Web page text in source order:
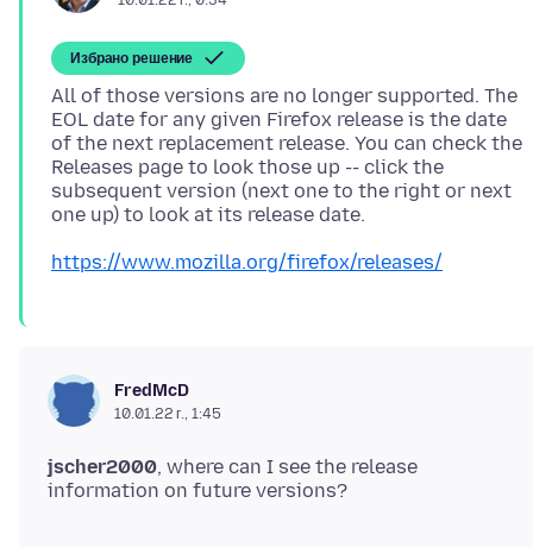
Избрано решение
All of those versions are no longer supported. The
EOL date for any given Firefox release is the date
of the next replacement release. You can check the
Releases page to look those up -- click the
subsequent version (next one to the right or next
https://www.mozilla.org/firefox/releases/
FredMcD
10.01.22 г., 1:45
jscher2000, where can I see the release